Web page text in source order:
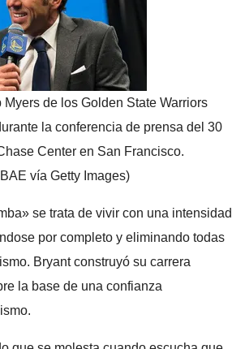
de los Golden State Warriors
la conferencia de prensa del 30
Center en San Francisco.
vía Getty Images)
se trata de vivir con una intensidad
por completo y eliminando todas
Bryant construyó su carrera
la base de una confianza